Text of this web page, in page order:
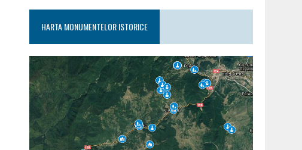
HARTA MONUMENTELOR ISTORICE